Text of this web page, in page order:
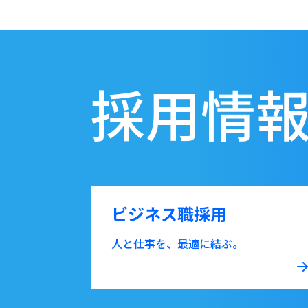
採用情報
ビジネス職採用
人と仕事を、最適に結ぶ。